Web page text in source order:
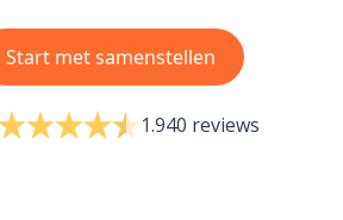
Start met samenstellen
1.940 reviews